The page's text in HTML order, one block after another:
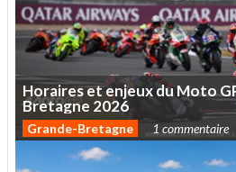
HorairesetenjeuxduMoto
Bretagne 2026
Grande-Bretagne 1 commentaire